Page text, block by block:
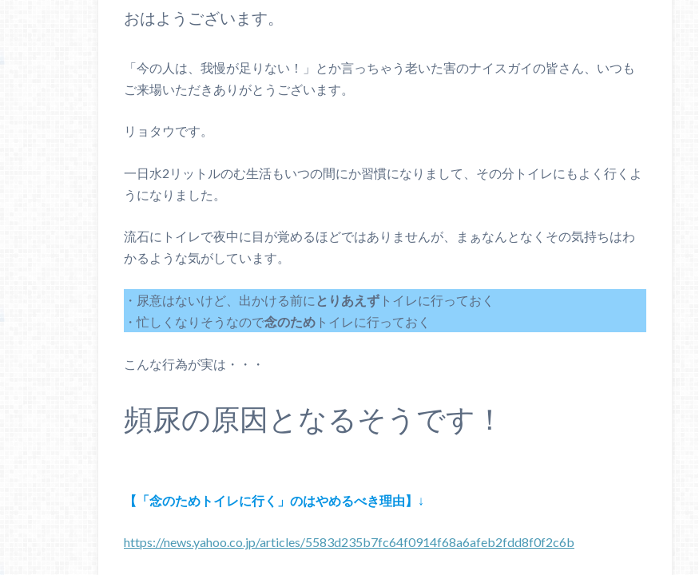
おはようございます。
「今の人は、我慢が足りない！」とか言っちゃう老いた害のナイスガイの皆さん、いつも
ご来場いただきありがとうございます。
リョタウです。
一日水2リットルのむ生活もいつの間にか習慣になりまして、その分トイレにもよく行くよ
うになりました。
流石にトイレで夜中に目が覚めるほどではありませんが、まぁなんとなくその気持ちはわ
かるような気がしています。
・尿意はないけど、出かける前に とりあえず トイレに行っておく
・忙しくなりそうなので念のため トイレに行っておく
こんな行為が実は・・・
頻尿の原因となるそうです！
【「念のためトイレに行く」のはやめるべき理由】 ↓
https://news.yahoo.co.jp/articles/5583d235b7fc64f0914f68a6afeb2fdd8f0f2c6b